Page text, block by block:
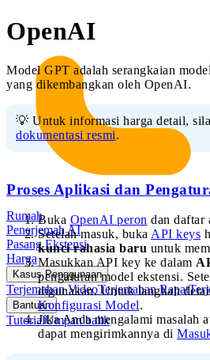
Rumah
Penerjemah AI
Pasang Ekstensi
Harga
Kasus Penggunaan
Terjemahan VideoTerjemahan Rapat
Bantuan
TutorialUmpan balik
OpenAI
Model GPT adalah serangkaian
yang dikembangkan oleh OpenAI.
💡 Untuk informasi harga detail,
dokumentasi resmi.
Proses Aplikasi dan
Buka OpenAI peron dan daftar
Setelah masuk, buka API keys
kunci rahasia baru untuk
Masukkan API key ke dalam
pengaturan model ekstensi.
digunakan. Untuk langkah
Konfigurasi Model.
Jika Anda mengalami masalah
dapat mengirimkannya di